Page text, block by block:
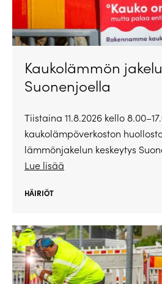
Kaukolämmön
Suonenjoella
Tiistaina 11.8.2026 kello
kaukolämpöverkoston
lämmönjakelun keskeytys
Lue lisää
HÄIRIÖT